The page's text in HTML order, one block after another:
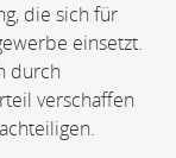
die sich für
einsetzt.
durch
verschaffen